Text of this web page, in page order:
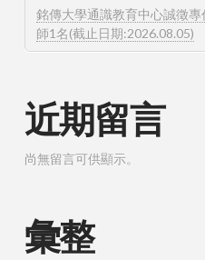
銘傳大學通識教育中心誠徵
師1名(截止日期:2026.08.05)
近期留言
尚無留言可供顯示。
彙整